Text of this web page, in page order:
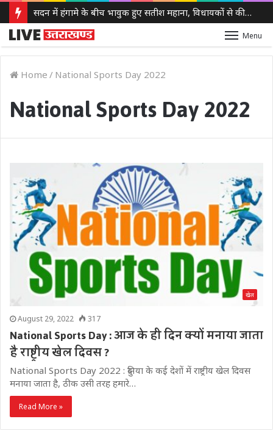
सदन में हंगामे के बीच भावुक हुए सतीश महाना, विधायकों से की मर्यादा बनाए रखने की अपील
Menu
Home / National Sports Day 2022
National Sports Day 2022
खेल
August 29, 2022 317
National Sports Day : आज के ही दिन क्यों मनाया जाता
है राष्ट्रीय खेल दिवस ?
National Sports Day 2022 : दुनिया के कई देशों में राष्ट्रीय खेल दिवस
मनाया जाता है, ठीक उसी तरह हमारे…
Read More »